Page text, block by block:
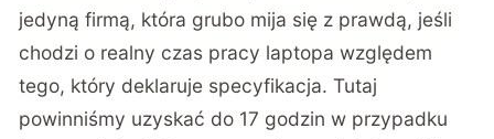
jedyną firmą, która grubo mija się z prawdą, jeśli
chodzi o realny czas pracy laptopa względem
tego, który deklaruje specyfikacja. Tutaj
powinniśmy uzyskać do 17 godzin w przypadku